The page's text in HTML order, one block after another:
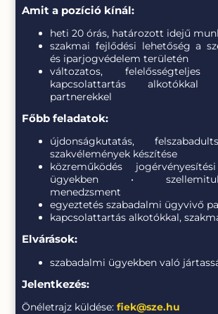
Amit a pozíció kínál:
heti 20 órás, határozott idejű
szakmai fejlődési lehetőség a
és iparjogvédelem területén
változatos,
kapcsolattartás
partnerekkel
Főbb feladatok:
újdonságkutatás,
szakvélemények készítése
közreműködés
ügyekben •
menedzsment
egyeztetés szabadalmi ügyvivő
kapcsolattartás alkotókkal,
Elvárások:
szabadalmi ügyekben való
Jelentkezés:
Önéletrajz küldése:fiek@sze.hu